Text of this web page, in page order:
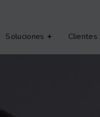
Soluciones Clientes